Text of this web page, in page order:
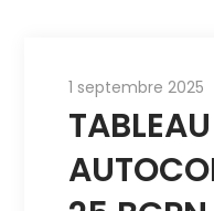
1 septembre 2025